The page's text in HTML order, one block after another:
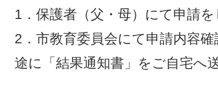
1．保護者（父・母）にて申請
2．市教育委員会にて申請内容
途に「結果通知書」をご自宅へ